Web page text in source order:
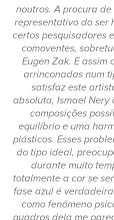
noutros. A procura
representativo do ser
certos pesquisadores
comoventes,
Eugen Zak. E assim
arrinconadas num
satisfaz este
absoluta, Ismael Nery
composições
equilíbrio e uma
plásticos. Esses
do tipo ideal,
durante muito
totalmente a cor se
fase azul é
como fenômeno
quadros dela me